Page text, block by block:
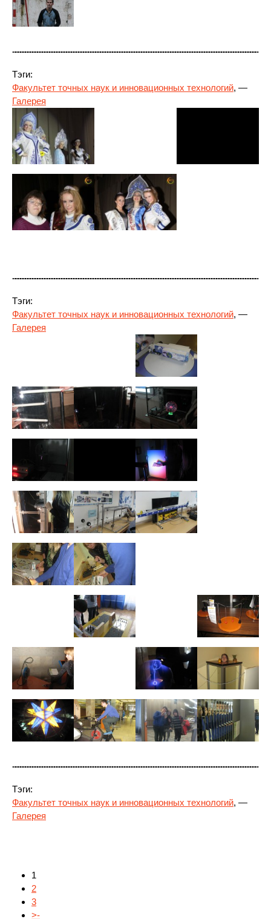
Тэги:
Факультет точных наук и инновационных технологий, —
Галерея
Тэги:
Факультет точных наук и инновационных технологий, —
Галерея
Тэги:
Факультет точных наук и инновационных технологий, —
Галерея
1
2
3
>-